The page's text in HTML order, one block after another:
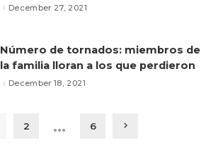
December 27, 2021
Número de tornados: miembros de
la familia lloran a los que perdieron
December 18, 2021
2 … 6